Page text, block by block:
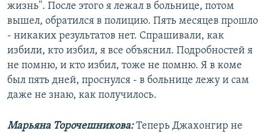
жизнь". После этого я лежал в больнице, потом
вышел, обратился в полицию. Пять месяцев прошло
- никаких результатов нет. Спрашивали, как
избили, кто избил, я все объяснил. Подробностей я
не помню, и кто избил, тоже не помню. Я в коме
был пять дней, проснулся - в больнице лежу и сам
даже не знаю, как получилось.
Марьяна Торочешникова:Теперь Джахонгир не